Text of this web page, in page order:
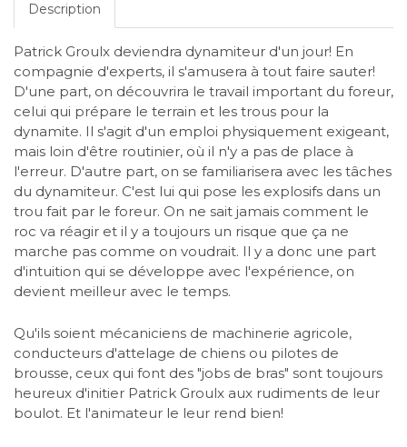
Description
Patrick Groulx deviendra dynamiteur d'un jour! En
compagnie d'experts, il s'amusera à tout faire sauter!
D'une part, on découvrira le travail important du foreur,
celui qui prépare le terrain et les trous pour la
dynamite. Il s'agit d'un emploi physiquement exigeant,
mais loin d'être routinier, où il n'y a pas de place à
l'erreur. D'autre part, on se familiarisera avec les tâches
du dynamiteur. C'est lui qui pose les explosifs dans un
trou fait par le foreur. On ne sait jamais comment le
roc va réagir et il y a toujours un risque que ça ne
marche pas comme on voudrait. Il y a donc une part
d'intuition qui se développe avec l'expérience, on
devient meilleur avec le temps.
Qu'ils soient mécaniciens de machinerie agricole,
conducteurs d'attelage de chiens ou pilotes de
brousse, ceux qui font des "jobs de bras" sont toujours
heureux d'initier Patrick Groulx aux rudiments de leur
boulot. Et l'animateur le leur rend bien!